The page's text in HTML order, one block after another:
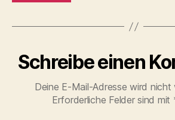
Schreibe einen
Deine E-Mail-Adresse wird
Erforderliche Felder sind mit